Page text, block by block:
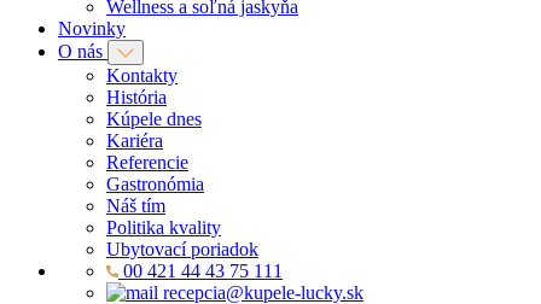
Wellness a soľná jaskyňa
Novinky
O nás
Kontakty
História
Kúpele dnes
Kariéra
Referencie
Gastronómia
Náš tím
Politika kvality
Ubytovací poriadok
00 421 44 43 75 111
recepcia@kupele-lucky.sk